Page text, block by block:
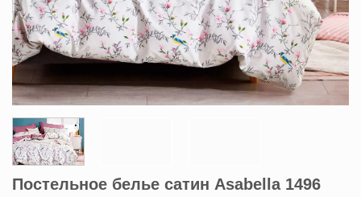
Постельное белье сатин Asabella 1496